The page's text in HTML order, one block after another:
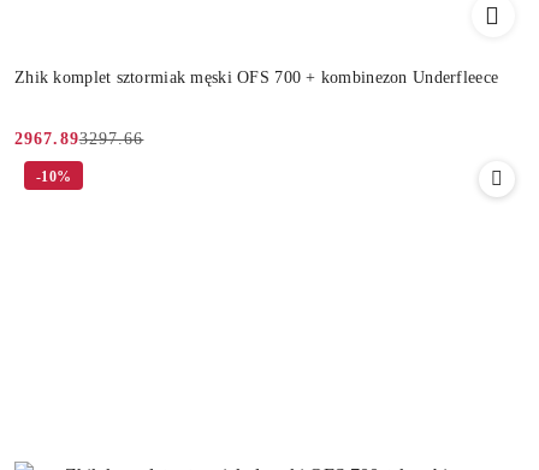
Zhik komplet sztormiak męski OFS 700 + kombinezon Underfleece
Cena
promocyjna:
2967.89
Cena
przed
3297.66
-10%